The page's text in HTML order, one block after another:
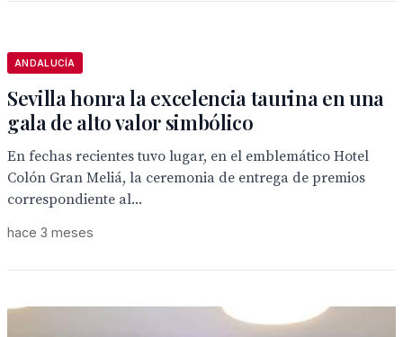
ANDALUCÍA
Sevilla honra la excelencia taurina en una
gala de alto valor simbólico
En fechas recientes tuvo lugar, en el emblemático Hotel
Colón Gran Meliá, la ceremonia de entrega de premios
correspondiente al...
hace 3 meses